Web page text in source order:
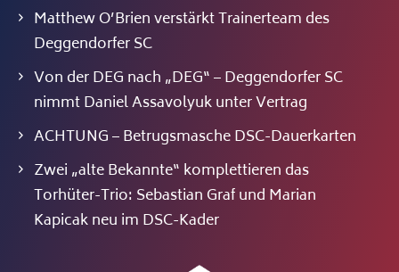
Matthew O’Brien verstärkt Trainerteam des
Deggendorfer SC
Von der DEG nach „DEG“ – Deggendorfer SC
nimmt Daniel Assavolyuk unter Vertrag
ACHTUNG – Betrugsmasche DSC-Dauerkarten
Zwei „alte Bekannte“ komplettieren das
Torhüter-Trio: Sebastian Graf und Marian
Kapicak neu im DSC-Kader